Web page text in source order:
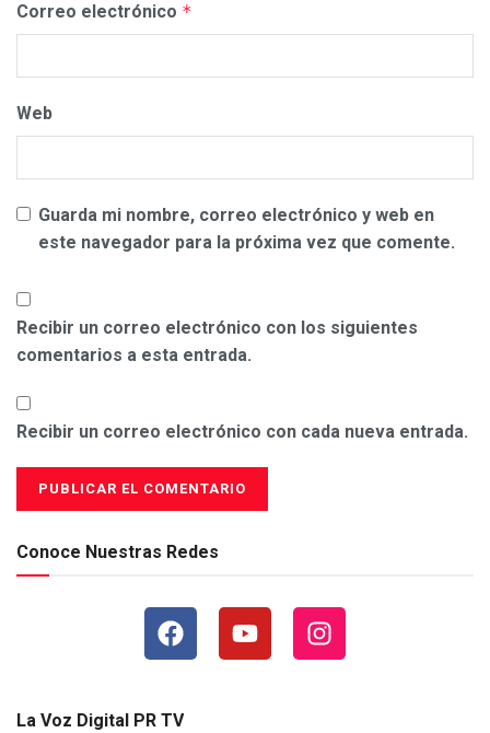
Correo electrónico *
Web
Guarda mi nombre, correo electrónico y web en
este navegador para la próxima vez que comente.
Recibir un correo electrónico con los siguientes
comentarios a esta entrada.
Recibir un correo electrónico con cada nueva entrada.
Conoce Nuestras Redes
La Voz Digital PR TV